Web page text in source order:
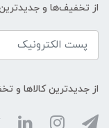
از تخفیف‌ها و
از جدیدترین کالاها و